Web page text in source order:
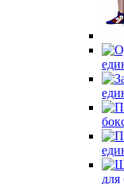
для